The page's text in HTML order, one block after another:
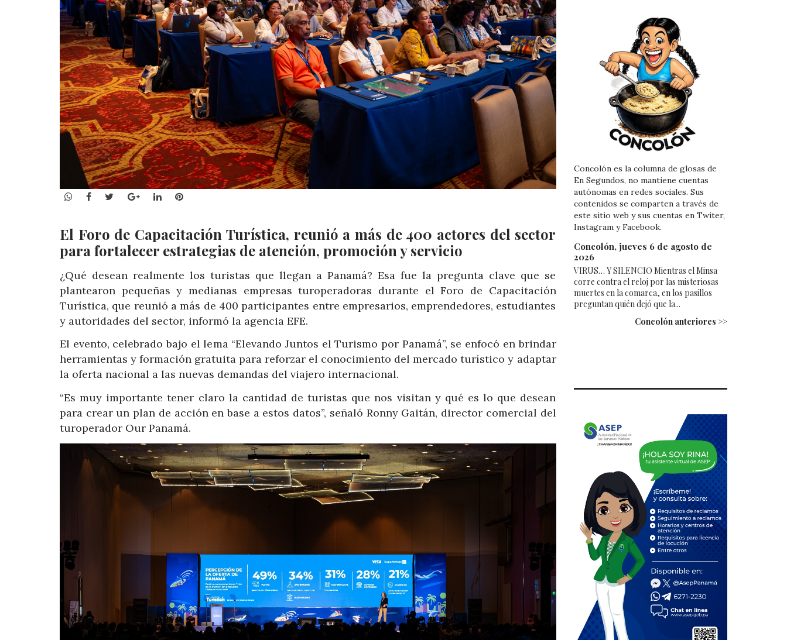
WhatsApp
Facebook
TwitterGoogle+LinkedInPinterest
El Foro de Capacitación Turística, reunió a más de 400 actores del sector
para fortalecer estrategias de atención, promoción y servicio
¿Qué desean realmente los turistas que llegan a Panamá? Esa fue la pregunta clave que se
plantearon pequeñas y medianas empresas turoperadoras durante el Foro de Capacitación
Turística, que reunió a más de 400 participantes entre empresarios, emprendedores, estudiantes
y autoridades del sector, informó la agencia EFE.
El evento, celebrado bajo el lema “Elevando Juntos el Turismo por Panamá”, se enfocó en brindar
herramientas y formación gratuita para reforzar el conocimiento del mercado turístico y adaptar
la oferta nacional a las nuevas demandas del viajero internacional.
“Es muy importante tener claro la cantidad de turistas que nos visitan y qué es lo que desean
para crear un plan de acción en base a estos datos”, señaló Ronny Gaitán, director comercial del
turoperador Our Panamá.
Concolón es la columna de glosas de
En Segundos, no mantiene cuentas
autónomas en redes sociales. Sus
contenidos se comparten a través de
este sitio web y sus cuentas en Twiter,
Instagram y Facebook.
Concolón, jueves 6 de agosto de
2026
VIRUS… Y SILENCIO Mientras el Minsa
corre contra el reloj por las misteriosas
muertes en la comarca, en los pasillos
preguntan quién dejó que la...
Concolón anteriores >>